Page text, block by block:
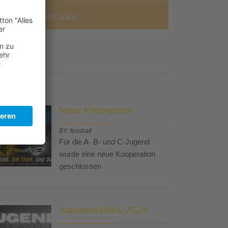
Downloads Und Links
Neue Kooperation
BY: fussball
Für die A- B- und C-Jugend
wurde eine neue Kooperation
geschlossen
Saisonrückblick 25-26